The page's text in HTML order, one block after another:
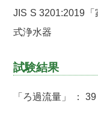
JIS S 3201:2019
式浄水器
試験結果
「ろ過流量」 ：